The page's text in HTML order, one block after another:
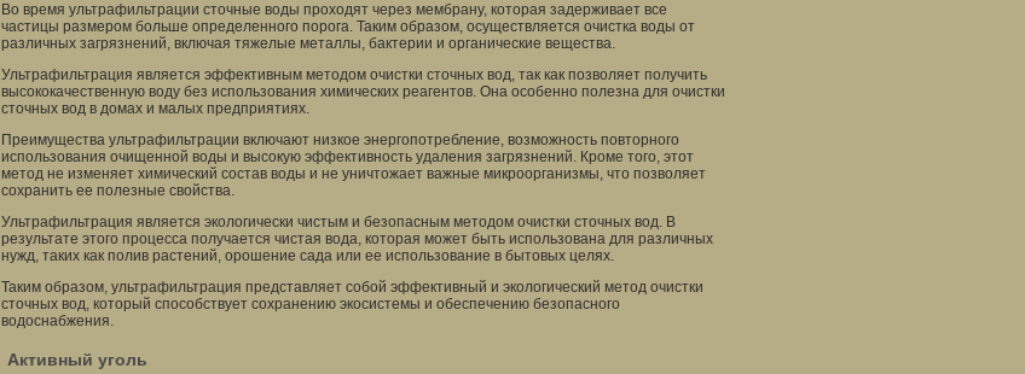
Во время ультрафильтрации сточные воды проходят через мембрану, которая задерживает все
частицы размером больше определенного порога. Таким образом, осуществляется очистка воды от
различных загрязнений, включая тяжелые металлы, бактерии и органические вещества.
Ультрафильтрация является эффективным методом очистки сточных вод, так как позволяет получить
высококачественную воду без использования химических реагентов. Она особенно полезна для очистки
сточных вод в домах и малых предприятиях.
Преимущества ультрафильтрации включают низкое энергопотребление, возможность повторного
использования очищенной воды и высокую эффективность удаления загрязнений. Кроме того, этот
метод не изменяет химический состав воды и не уничтожает важные микроорганизмы, что позволяет
сохранить ее полезные свойства.
Ультрафильтрация является экологически чистым и безопасным методом очистки сточных вод. В
результате этого процесса получается чистая вода, которая может быть использована для различных
нужд, таких как полив растений, орошение сада или ее использование в бытовых целях.
Таким образом, ультрафильтрация представляет собой эффективный и экологический метод очистки
сточных вод, который способствует сохранению экосистемы и обеспечению безопасного
водоснабжения.
Активный уголь